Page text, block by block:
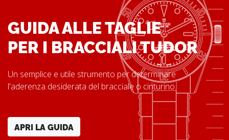
GUIDA ALLE TAGLIE
PER I BRACCIALI TUDOR
Un semplice e utile strumento per determinare
l'aderenza desiderata del bracciale o cinturino.
APRI LA GUIDA